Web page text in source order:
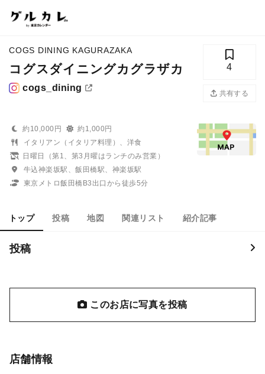
COGS DINING KAGURAZAKA
コグスダイニングカグラザカ
cogs_dining
4
共有する
約10,000円
約1,000円
イタリアン（イタリア料理）、洋食
日曜日（第1、第3月曜はランチのみ営業）
牛込神楽坂駅、飯田橋駅、神楽坂駅
東京メトロ飯田橋B3出口から徒歩5分
トップ 投稿 地図 関連リスト 紹介記事
投稿
このお店に写真を投稿
店舗情報